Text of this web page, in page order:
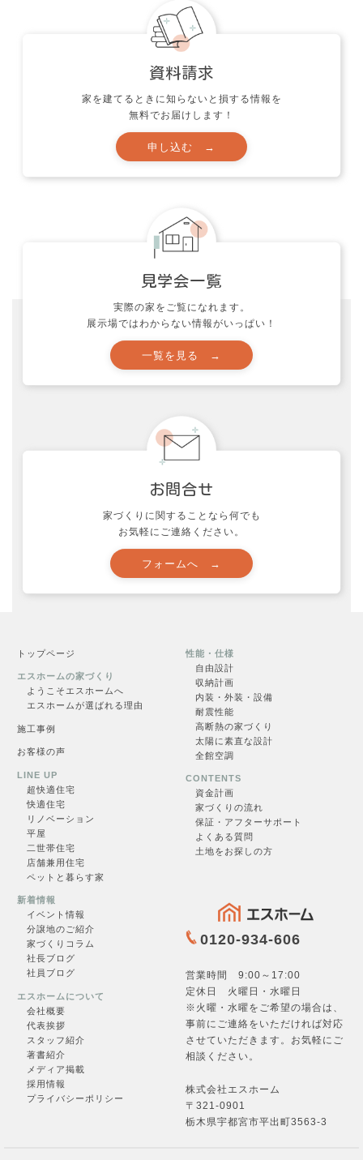
資料請求
家を建てるときに知らないと損する情報を
無料でお届けします！
見学会一覧
実際の家をご覧になれます。
展示場ではわからない情報がいっぱい！
お問合せ
家づくりに関することなら何でも
お気軽にご連絡ください。
フォームへ →
トップページ
エスホームの家づくり
ようこそエスホームへ
エスホームが選ばれる理由
施工事例
お客様の声
LINE UP
超快適住宅
快適住宅
リノベーション
平屋
二世帯住宅
店舗兼用住宅
ペットと暮らす家
性能・仕様
自由設計
収納計画
内装・外装・設備
耐震性能
高断熱の家づくり
太陽に素直な設計
全館空調
CONTENTS
資金計画
家づくりの流れ
保証・アフターサポート
よくある質問
土地をお探しの方
新着情報
イベント情報
分譲地のご紹介
家づくりコラム
社長ブログ
社員ブログ
エスホームについて
会社概要
代表挨拶
スタッフ紹介
著書紹介
メディア掲載
採用情報
プライバシーポリシー
0120-934-606
営業時間 9:00～17:00
定休日 火曜日・水曜日
※火曜・水曜をご希望の場合は、
事前にご連絡をいただければ対応
させていただきます。お気軽にご
相談ください。
株式会社エスホーム
〒321-0901
栃木県宇都宮市平出町3563-3